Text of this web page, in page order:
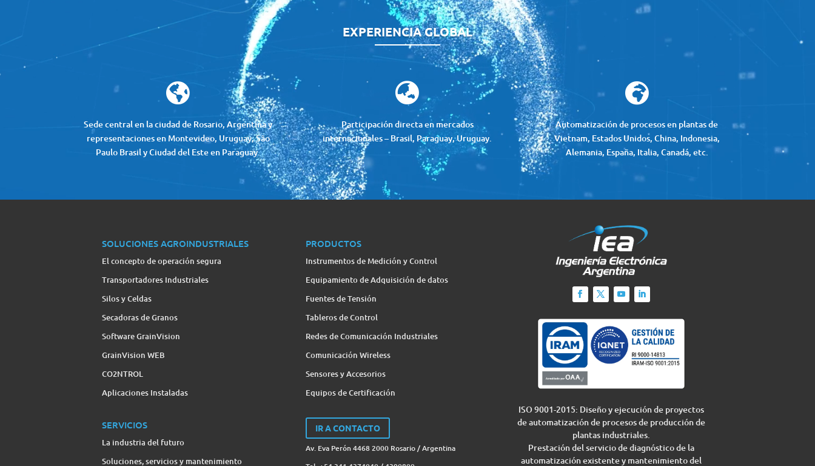
EXPERIENCIA GLOBAL

Sede central en la ciudad de Rosario, Argentina y
representaciones en Montevideo, Uruguay, São
Paulo Brasil y Ciudad del Este en Paraguay.

Participación directa en mercados
internacionales – Brasil, Paraguay, Uruguay.

Automatización de procesos en plantas de
Vietnam, Estados Unidos, China, Indonesia,
Alemania, España, Italia, Canadá, etc.
SOLUCIONES AGROINDUSTRIALES
El concepto de operación segura
Transportadores Industriales
Silos y Celdas
Secadoras de Granos
Software GrainVision
GrainVision WEB
CO2NTROL
Aplicaciones Instaladas
SERVICIOS
La industria del futuro
Soluciones, servicios y mantenimiento
PRODUCTOS
Instrumentos de Medición y Control
Equipamiento de Adquisición de datos
Fuentes de Tensión
Tableros de Control
Redes de Comunicación Industriales
Comunicación Wireless
Sensores y Accesorios
Equipos de Certificación
IR A CONTACTO
Av. Eva Perón 4468 2000 Rosario / Argentina
ISO 9001-2015: Diseño y ejecución de proyectos
de automatización de procesos de producción de
plantas industriales.
Prestación del servicio de diagnóstico de la
automatización existente y mantenimiento del